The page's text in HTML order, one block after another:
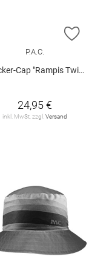
HINZUFÜGEN
ZUR
P.A.C.
Cap "Rampis Twill"
24,95 €
inkl. MwSt. zzgl. Versand